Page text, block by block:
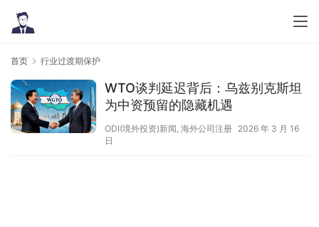
首页 行业过渡期保护
WTO谈判延迟背后：乌兹别克斯坦
为中资预留的隐藏机遇
ODI(境外投资)新闻, 海外公司注册 2026 年 3 月 16
日